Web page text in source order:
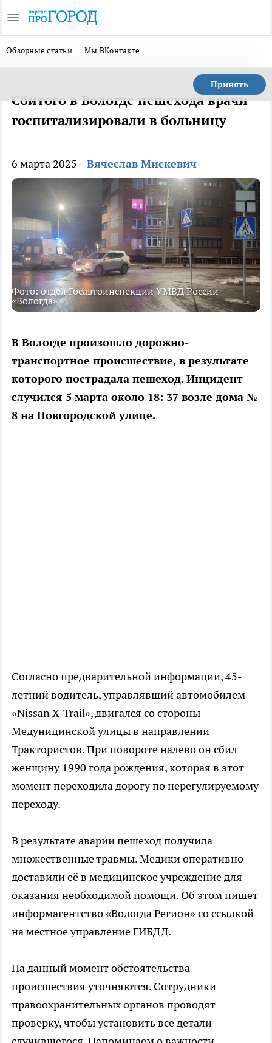
Обзорные статьи Мы ВКонтакте
Принять
Сбитого в Вологде пешехода врачи
госпитализировали в больницу
6 марта 2025 Вячеслав Мискевич
Фото: отдел Госавтоинспекции УМВД России
«Вологда»
В Вологде произошло дорожно-
транспортное происшествие, в результате
которого пострадала пешеход. Инцидент
случился 5 марта около 18: 37 возле дома №
8 на Новгородской улице.
Согласно предварительной информации, 45-
летний водитель, управлявший автомобилем
«Nissan X-Trail», двигался со стороны
Медуницинской улицы в направлении
Трактористов. При повороте налево он сбил
женщину 1990 года рождения, которая в этот
момент переходила дорогу по нерегулируемому
переходу.
В результате аварии пешеход получила
множественные травмы. Медики оперативно
доставили её в медицинское учреждение для
оказания необходимой помощи. Об этом пишет
информагентство «Вологда Регион» со ссылкой
на местное управление ГИБДД.
На данный момент обстоятельства
происшествия уточняются. Сотрудники
правоохранительных органов проводят
проверку, чтобы установить все детали